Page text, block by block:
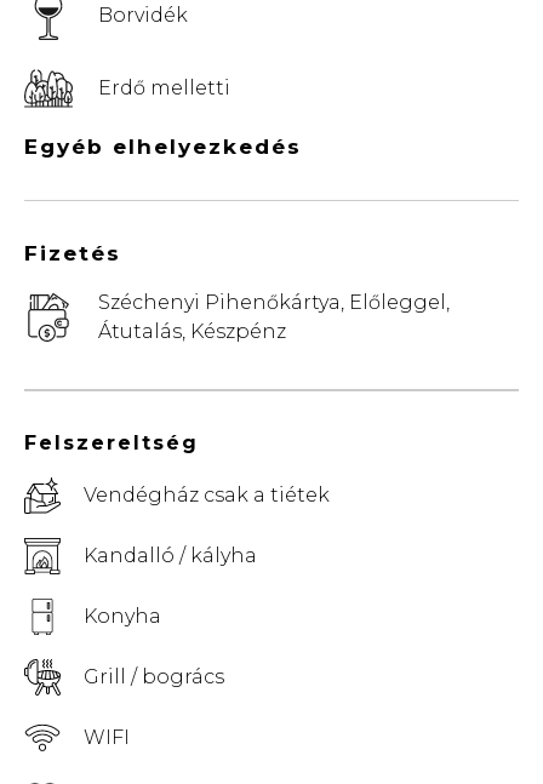
Felszereltség
Vendégház csak a tiétek
Kandalló / kályha
Konyha
Grill / bogrács
WIFI
Borvidék
Erdő melletti
Egyéb elhelyezkedés
Fizetés
Széchenyi Pihenőkártya, Előleggel,
Átutalás, Készpénz